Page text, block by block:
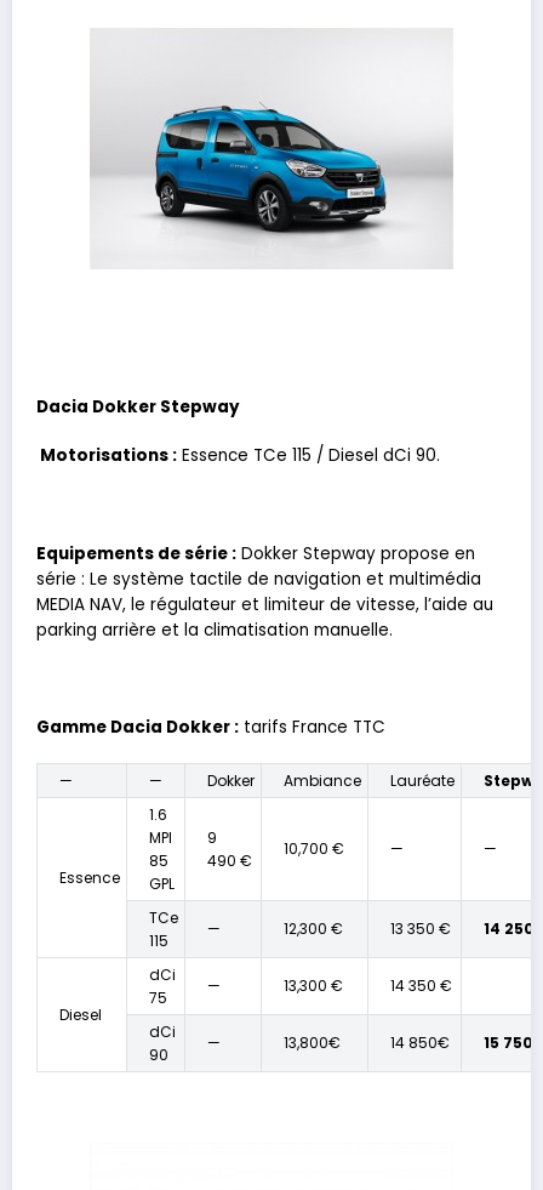
Dacia Dokker Stepway
Motorisations : Essence TCe 115 / Diesel dCi 90.
Equipements de série : Dokker Stepway propose en
série : Le système tactile de navigation et multimédia
MEDIA NAV, le régulateur et limiteur de vitesse, l’aide au
parking arrière et la climatisation manuelle.
Gamme Dacia Dokker : tarifs France TTC
— — Dokker Ambiance Lauréate
Essence
1.6
MPI
85
GPL
9
490 €
10,700 € — —
TCe
115
— 12,300 € 13 350 € 14 250
Diesel
dCi
75
— 13,300 € 14 350 €
dCi
90
— 13,800€ 14 850€ 15 750